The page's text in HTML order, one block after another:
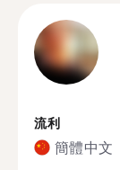
流利
簡體中文